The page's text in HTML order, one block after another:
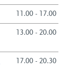
11.00 - 17.00
13.00 - 20.00
17.00 - 20.30